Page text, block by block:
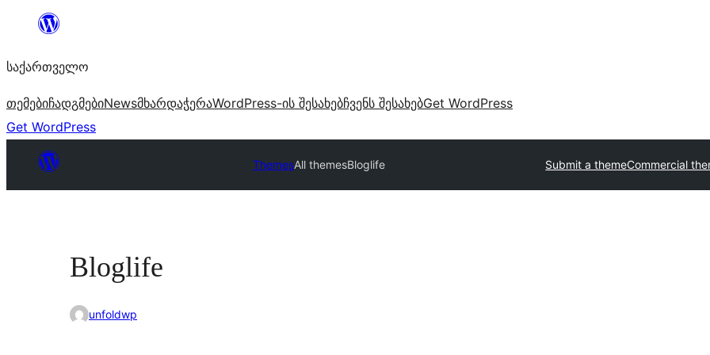
შიგთავსზე
საქართველო
თემებიჩადგმებიNewsმხარდაჭერაWordPress-ის შესახებჩვენს შესახებGet WordPress
Get WordPress
ThemesAll themesBloglife Submit a themeCommercial
Bloglife
unfoldwp